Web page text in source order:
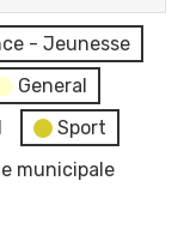
- Jeunesse
General
Sport
municipale